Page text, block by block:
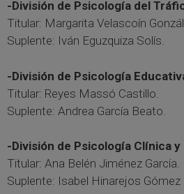
-División de Psicología del
Titular: Margarita Velascoín
Suplente: Iván Eguzquiza Solís.
-División de Psicología
Titular: Reyes Massó Castillo.
Suplente: Andrea García Beato.
-División de Psicología Clínica y
Titular: Ana Belén Jiménez García.
Suplente: Isabel Hinarejos Gómez